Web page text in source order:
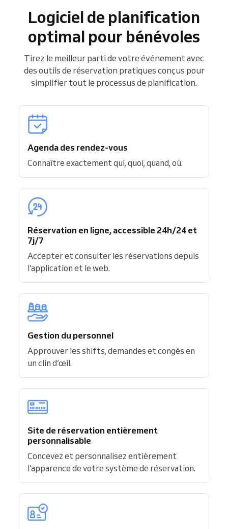
Logiciel de planification
optimal pour bénévoles
Tirez le meilleur parti de votre événement avec
des outils de réservation pratiques conçus pour
simplifier tout le processus de planification.
Agenda des rendez-vous
Connaître exactement qui, quoi, quand, où.
Réservation en ligne, accessible 24h/24 et
7j/7
Accepter et consulter les réservations depuis
l’application et le web.
Gestion du personnel
Approuver les shifts, demandes et congés en
un clin d’œil.
Site de réservation entièrement
personnalisable
Concevez et personnalisez entièrement
l’apparence de votre système de réservation.